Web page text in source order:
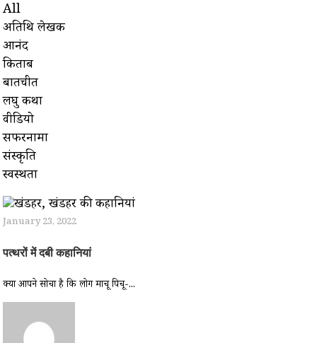
All
अतिथि लेखक
आनंद
किताबें
बातचीत
लघु कथा
वीडियो
सफरनामा
संस्कृति
स्वस्थता
January 23, 2022
पत्थरों में दबी कहानियां
क्या आपने सोचा है कि लोग माचू पिचू-...